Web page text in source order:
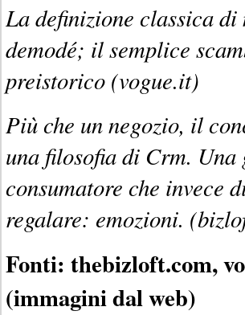
La definizione classica
demodé; il semplice
preistorico (vogue.it)
Più che un negozio, il
una filosofia di Crm.
consumatore che invece
regalare: emozioni.
Fonti: thebizloft.com,
(immagini dal web)